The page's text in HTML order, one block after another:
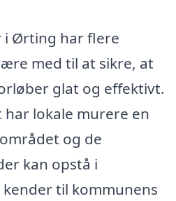
i Ørting har flere
med til at sikre, at
glat og effektivt.
lokale murere en
og de
kan opstå i
til kommunens